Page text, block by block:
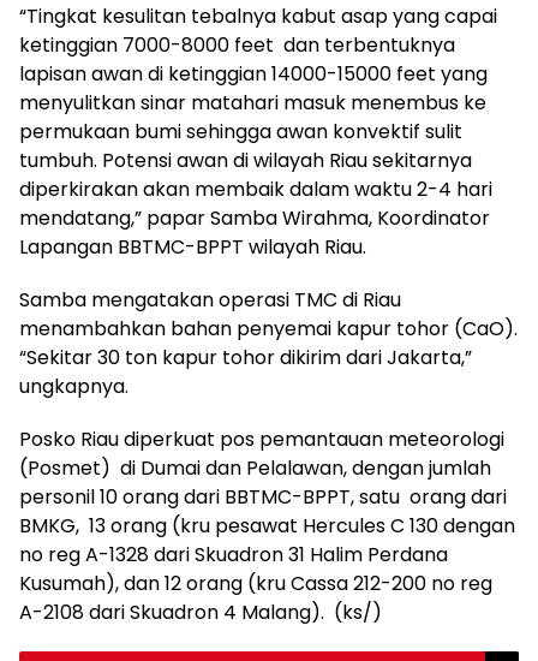
“Tingkat kesulitan tebalnya kabut asap yang capai
ketinggian 7000-8000 feet dan terbentuknya
lapisan awan di ketinggian 14000-15000 feet yang
menyulitkan sinar matahari masuk menembus ke
permukaan bumi sehingga awan konvektif sulit
tumbuh. Potensi awan di wilayah Riau sekitarnya
diperkirakan akan membaik dalam waktu 2-4 hari
mendatang,” papar Samba Wirahma, Koordinator
Lapangan BBTMC-BPPT wilayah Riau.
Samba mengatakan operasi TMC di Riau
menambahkan bahan penyemai kapur tohor (CaO).
“Sekitar 30 ton kapur tohor dikirim dari Jakarta,”
ungkapnya.
Posko Riau diperkuat pos pemantauan meteorologi
(Posmet) di Dumai dan Pelalawan, dengan jumlah
personil 10 orang dari BBTMC-BPPT, satu orang dari
BMKG, 13 orang (kru pesawat Hercules C 130 dengan
no reg A-1328 dari Skuadron 31 Halim Perdana
Kusumah), dan 12 orang (kru Cassa 212-200 no reg
A-2108 dari Skuadron 4 Malang). (ks/)